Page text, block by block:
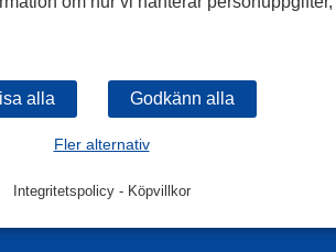
Fler alternativ
Integritetspolicy- Köpvillkor